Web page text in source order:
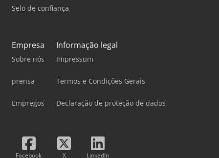
Selo de confiança
Empresa
Sobre nós
prensa
Empregos
Informação legal
Impressum
Termos e Condições Gerais
Declaração de proteção de dados
Facebook X LinkedIn